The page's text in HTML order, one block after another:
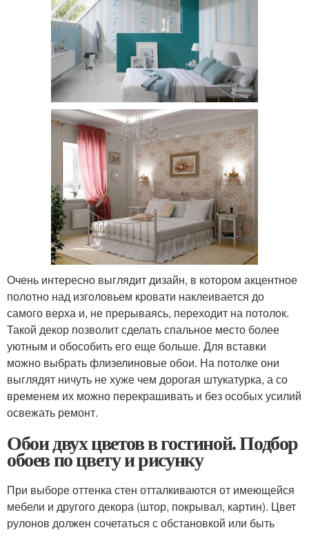
Очень интересно выглядит дизайн, в котором акцентное
полотно над изголовьем кровати наклеивается до
самого верха и, не прерываясь, переходит на потолок.
Такой декор позволит сделать спальное место более
уютным и обособить его еще больше. Для вставки
можно выбрать флизелиновые обои. На потолке они
выглядят ничуть не хуже чем дорогая штукатурка, а со
временем их можно перекрашивать и без особых усилий
освежать ремонт.
Обои двух цветов в гостиной. Подбор
обоев по цвету и рисунку
При выборе оттенка стен отталкиваются от имеющейся
мебели и другого декора (штор, покрывал, картин). Цвет
рулонов должен сочетаться с обстановкой или быть